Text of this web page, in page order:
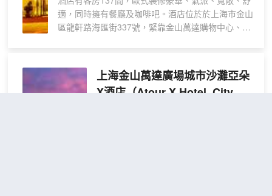
房
適，同時擁有餐廳及咖啡吧。酒店位於於上海市金山
區龍軒路海匯街337號，緊靠金山萬達購物中心、紅
站）、石化汽車站、金山城市沙灘、金山嘴漁村。毗
臨眾多着名景點：廊下生態園，金山城市沙灘，金山
嘴漁村，楓涇古鎮，廊下楓葉島，火龍果山莊基地。
上海金山萬達廣場城市沙灘亞朵
X酒店（Atour X Hotel, City